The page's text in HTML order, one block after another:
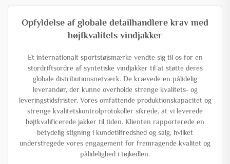
Opfyldelse af globale detailhandlere krav med
højtkvalitets vindjakker
Et internationalt sportstøjsmærke vendte sig til os for en
stordriftsordre af syntetiske vindjakker til at støtte deres
globale distributionsnetværk. De krævede en pålidelig
leverandør, der kunne overholde strenge kvalitets- og
leveringstidsfrister. Vores omfattende produktionskapacitet og
strenge kvalitetskontrolprotokoller sikrede, at vi leverede
højtkvalificerede jakker til tiden. Klienten rapporterede en
betydelig stigning i kundetilfredshed og salg, hvilket
understregede vores engagement for fremragende kvalitet og
pålidelighed i tøjkedlen.